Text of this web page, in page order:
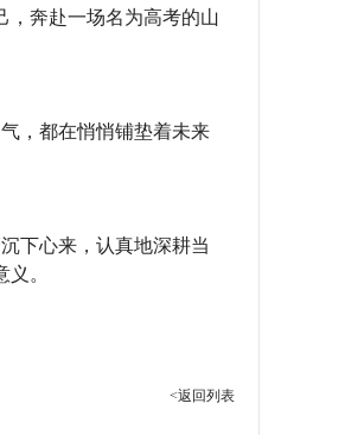
，奔赴一场名为高考的山
，都在悄悄铺垫着未来
下心来，认真地深耕当
。
<返回列表